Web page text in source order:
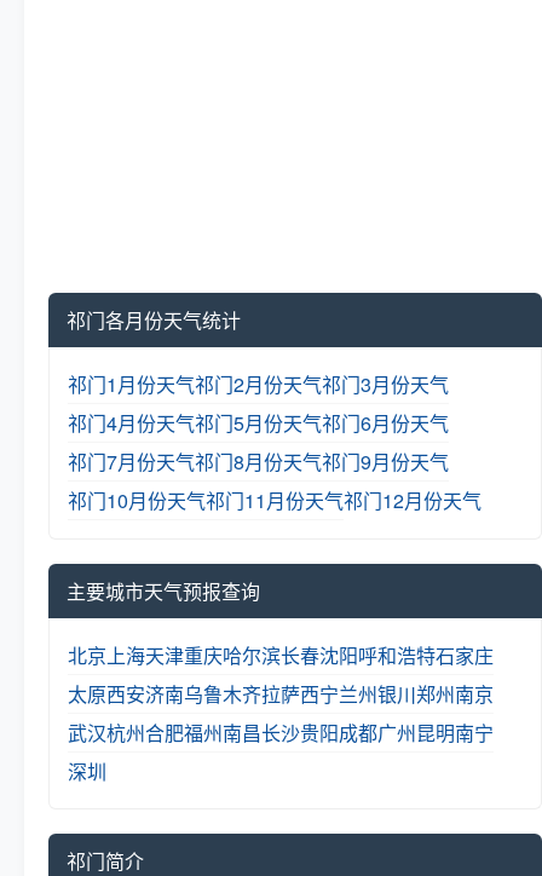
祁门各月份天气统计
祁门1月份天气祁门2月份天气祁门3月份天气
祁门4月份天气祁门5月份天气祁门6月份天气
祁门7月份天气祁门8月份天气祁门9月份天气
祁门10月份天气祁门11月份天气祁门12月份天气
主要城市天气预报查询
北京 上海天津重庆哈尔滨长春沈阳呼和浩特石家庄
太原西安济南乌鲁木齐拉萨西宁兰州银川郑州南京
武汉杭州合肥福州南昌长沙贵阳成都广州昆明南宁
深圳
祁门简介